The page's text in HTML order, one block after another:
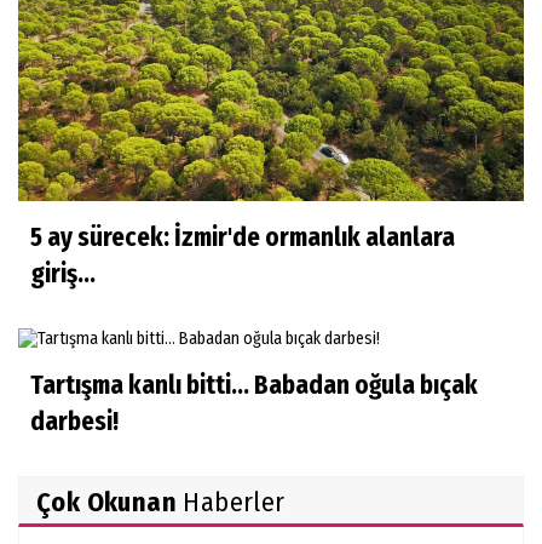
5 ay sürecek: İzmir'de ormanlık alanlara
giriş...
Tartışma kanlı bitti... Babadan oğula bıçak
darbesi!
Çok Okunan Haberler